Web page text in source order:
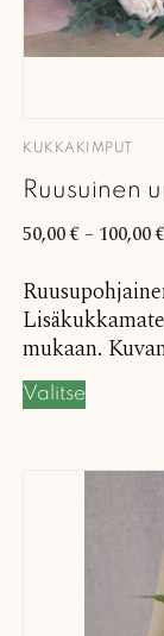
KUKKAKIMPUT
Ruusuinen
50,00€– 100,00€
mukaan.
Valitse